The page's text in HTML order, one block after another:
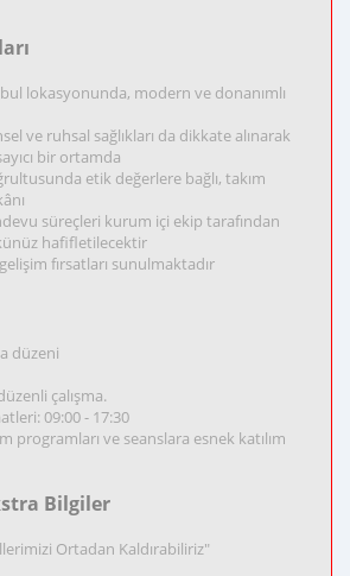
lokasyonunda, modern ve donanımlı
ve ruhsal sağlıkları da dikkate alınarak
bir ortamda
etik değerlere bağlı, takım
süreçleri kurum içi ekip tarafından
hafifletilecektir
fırsatları sunulmaktadır
düzeni
çalışma.
09:00 - 17:30
programları ve seanslara esnek katılım
Bilgiler
Ortadan Kaldırabiliriz"